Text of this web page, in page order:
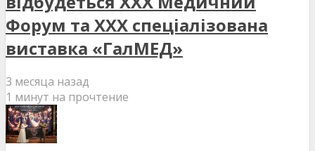
Форум та XXX спеціалізована
виставка «ГалМЕД»
3 месяца назад
1 минут на прочтение